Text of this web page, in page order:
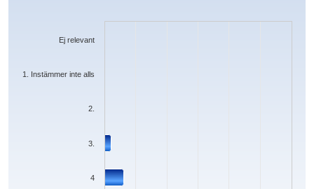
The chart has 1 X axis displaying categories.
4
3.
2.
1. Instämmer inte alls
Ej relevant